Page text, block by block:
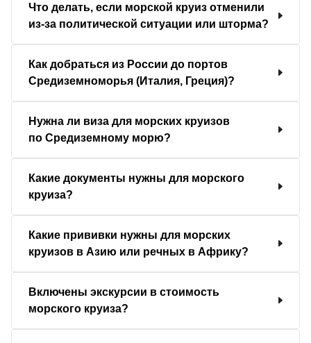
Что делать, если морской круиз отменили
из-за политической ситуации или шторма?
Как добраться из России до портов
Средиземноморья (Италия, Греция)?
Нужна ли виза для морских круизов
по Средиземному морю?
Какие документы нужны для морского
круиза?
Какие прививки нужны для морских
круизов в Азию или речных в Африку?
Включены экскурсии в стоимость
морского круиза?